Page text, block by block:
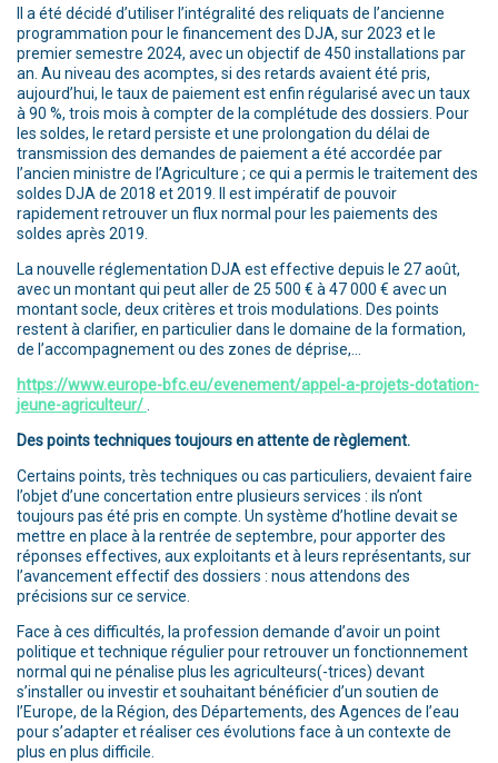
Il a été décidé d’utiliser l’intégralité des reliquats de l’ancienne
programmation pour le financement des DJA, sur 2023 et le
premier semestre 2024, avec un objectif de 450 installations par
an. Au niveau des acomptes, si des retards avaient été pris,
aujourd’hui, le taux de paiement est enfin régularisé avec un taux
à 90 %, trois mois à compter de la complétude des dossiers. Pour
les soldes, le retard persiste et une prolongation du délai de
transmission des demandes de paiement a été accordée par
l’ancien ministre de l’Agriculture ; ce qui a permis le traitement des
soldes DJA de 2018 et 2019. Il est impératif de pouvoir
rapidement retrouver un flux normal pour les paiements des
soldes après 2019.
La nouvelle réglementation DJA est effective depuis le 27 août,
avec un montant qui peut aller de 25 500 € à 47 000 € avec un
montant socle, deux critères et trois modulations. Des points
restent à clarifier, en particulier dans le domaine de la formation,
de l’accompagnement ou des zones de déprise,…
https://www.europe-bfc.eu/evenement/appel-a-projets-dotation-
jeune-agriculteur/.
Des points techniques toujours en attente de règlement.
Certains points, très techniques ou cas particuliers, devaient faire
l’objet d’une concertation entre plusieurs services : ils n’ont
toujours pas été pris en compte. Un système d’hotline devait se
mettre en place à la rentrée de septembre, pour apporter des
réponses effectives, aux exploitants et à leurs représentants, sur
l’avancement effectif des dossiers : nous attendons des
précisions sur ce service.
Face à ces difficultés, la profession demande d’avoir un point
politique et technique régulier pour retrouver un fonctionnement
normal qui ne pénalise plus les agriculteurs(-trices) devant
s’installer ou investir et souhaitant bénéficier d’un soutien de
l’Europe, de la Région, des Départements, des Agences de l’eau
pour s’adapter et réaliser ces évolutions face à un contexte de
plus en plus difficile.